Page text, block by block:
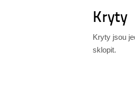
Kryty
Kryty jsou
sklopit.